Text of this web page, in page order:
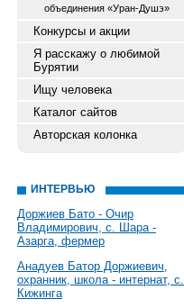
объединения «Уран-Душэ»
Конкурсы и акции
Я расскажу о любимой
Бурятии
Ищу человека
Каталог сайтов
Авторская колонка
ИНТЕРВЬЮ
Доржиев Бато - Очир
Владимирович, с. Шара -
Азарга, фермер
Анадуев Батор Доржиевич,
охранник, школа - интернат, с.
Кижинга